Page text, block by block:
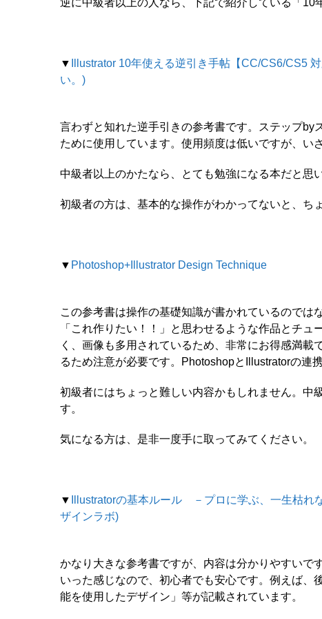
逆に中級者以上の人なら、下記で紹介している「10
▼
Illustrator 10年使える逆引き手帖【CC/CS6/CS5
い。)
言わずと知れた逆手引きの参考書です。ステップ
ために使用しています。使用頻度は低いですが、い
中級者以上のかたなら、とても勉強になる本だと思
初級者の方は、基本的な操作がわかってないと、ち
▼ Photoshop+Illustrator Design Technique
この参考書は操作の基礎知識が書かれているので
「これ作りたい！！」と思わせるような作品とチ
く、画像も多用されているため、非常にお得感満
るため注意が必要です。PhotoshopとIllustratorの連
初級者にはちょっと難しい内容かもしれません。中
す。
気になる方は、是非一度手に取ってみてください。
▼
Illustratorの基本ルール －プロに学ぶ、一生枯れ
ザインラボ)
かなり大きな参考書ですが、内容は分かりやすいで
いった感じなので、初心者でも安心です。例えば
能を使用したデザイン」等が記載されています。